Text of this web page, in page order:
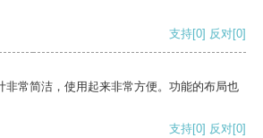
支持[0] 反对[0]
非常简洁，使用起来非常方便。功能的布局也
支持[0] 反对[0]